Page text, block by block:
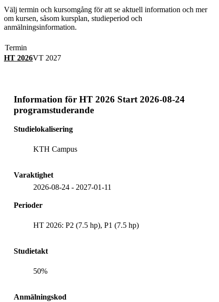
Välj termin och kursomgång för att se aktuell information och mer
om kursen, såsom kursplan, studieperiod och
anmälningsinformation.
Termin
HT 2026VT 2027
Information för HT 2026 Start 2026-08-24
programstuderande
Studielokalisering
KTH Campus
Varaktighet
2026-08-24 - 2027-01-11
Perioder
HT 2026: P2 (7.5 hp), P1 (7.5 hp)
Studietakt
50%
Anmälningskod